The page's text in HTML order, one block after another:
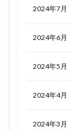
2024年7月
2024年6月
2024年5月
2024年4月
2024年3月